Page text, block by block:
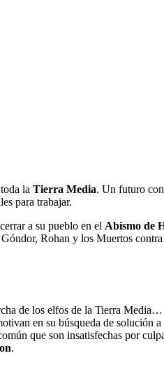
la Tierra Media. Un futuro
para trabajar.
a su pueblo en el Abismo de
Rohan y los Muertos
de los elfos de la Tierra
en su búsqueda de solución
que son insatisfechas por
.